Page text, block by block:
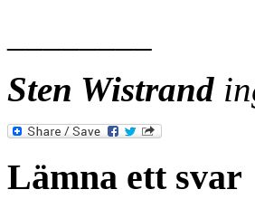
Sten Wistrand
Lämna ett svar